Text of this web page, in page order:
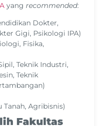
yang recommended:
Dokter,
Gigi, Psikologi IPA)
Fisika,
Teknik Industri,
Teknik
Agribisnis)
Fakultas